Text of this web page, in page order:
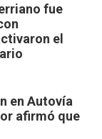
fue
el
en Autovía
afirmó que